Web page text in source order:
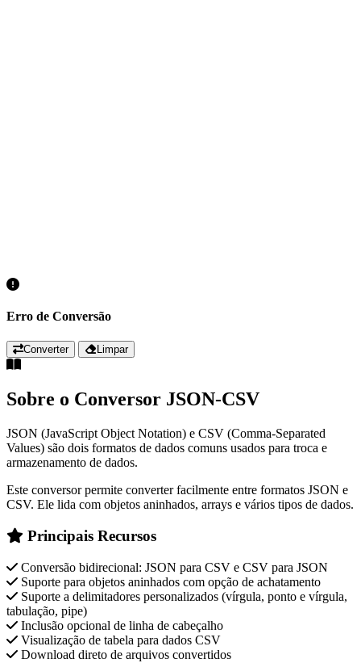
Erro de Conversão
Converter Limpar
Sobre o Conversor JSON-CSV
JSON (JavaScript Object Notation) e CSV (Comma-Separated
Values) são dois formatos de dados comuns usados para troca e
armazenamento de dados.
Este conversor permite converter facilmente entre formatos JSON e
CSV. Ele lida com objetos aninhados, arrays e vários tipos de dados.
Principais Recursos
Conversão bidirecional: JSON para CSV e CSV para JSON
Suporte para objetos aninhados com opção de achatamento
Suporte a delimitadores personalizados (vírgula, ponto e vírgula,
tabulação, pipe)
Inclusão opcional de linha de cabeçalho
Visualização de tabela para dados CSV
Download direto de arquivos convertidos